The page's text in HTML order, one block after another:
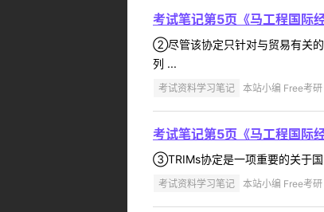
考试笔记第5页《马工程国际
②尽管该协定只针对与贸易有关的
列 ...
考试资料学习笔记 本站小编 Free考
考试笔记第5页《马工程国际
③TRIMs协定是一项重要的关于国
考试资料学习笔记 本站小编 Free考